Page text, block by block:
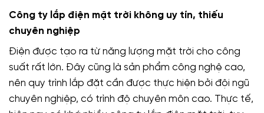
Công ty lắp điện mặt trời không uy tín, thiếu
chuyên nghiệp
Điện được tạo ra từ năng lượng mặt trời cho công
suất rất lớn. Đây cũng là sản phẩm công nghệ cao,
nên quy trình lắp đặt cần được thực hiện bởi đội ngũ
chuyên nghiệp, có trình độ chuyên môn cao. Thực tế,